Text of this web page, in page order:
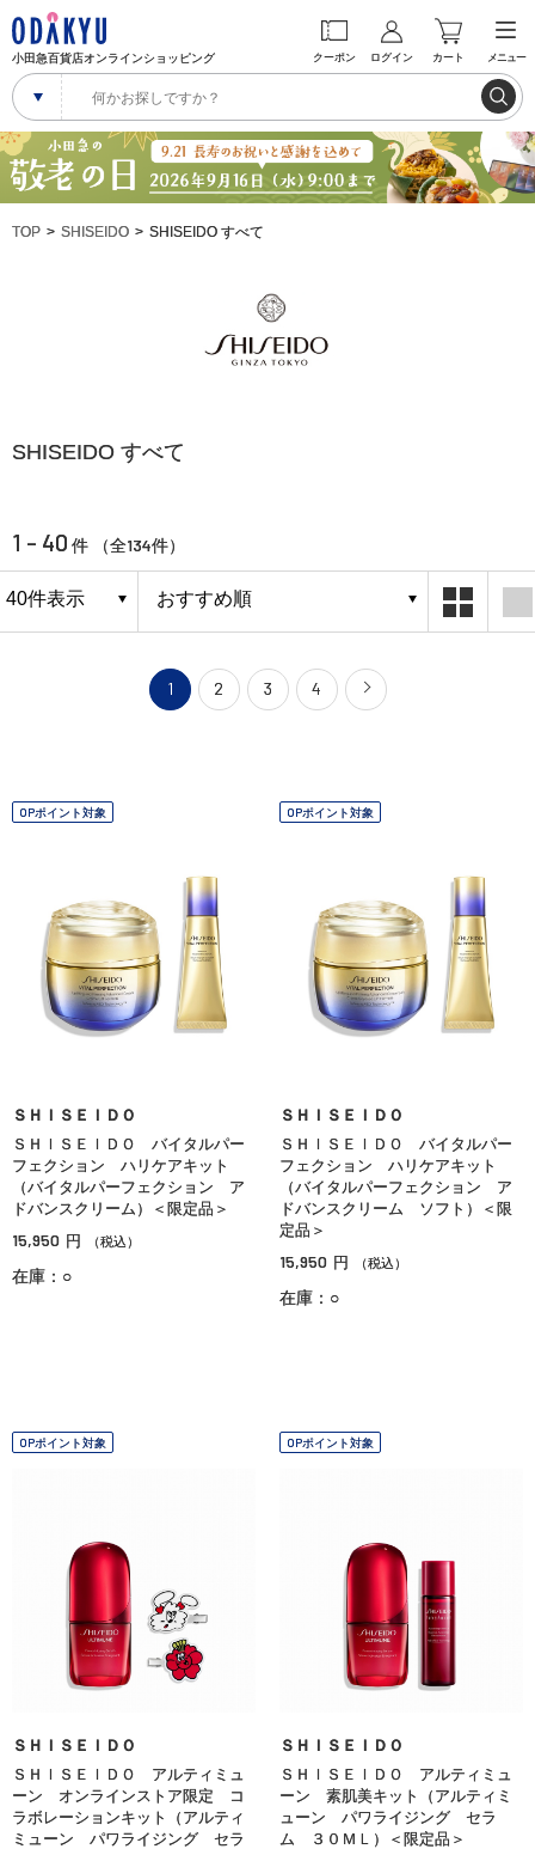
小田急百貨店オンラインショッピング クーポン ログイン カート メニュー
TOP SHISEIDO SHISEIDO すべて
SHISEIDO すべて
1 - 40 件 （全134件）
1 2 3 4
OPポイント対象
ＳＨＩＳＥＩＤＯ
ＳＨＩＳＥＩＤＯ バイタルパー
フェクション ハリケアキット
（バイタルパーフェクション ア
ドバンスクリーム）＜限定品＞
15,950 円 （税込）
在庫：○
OPポイント対象
ＳＨＩＳＥＩＤＯ
ＳＨＩＳＥＩＤＯ バイタルパー
フェクション ハリケアキット
（バイタルパーフェクション ア
ドバンスクリーム ソフト）＜限
定品＞
15,950 円 （税込）
在庫：○
OPポイント対象
ＳＨＩＳＥＩＤＯ
ＳＨＩＳＥＩＤＯ アルティミュ
ーン オンラインストア限定 コ
ラボレーションキット（アルティ
ミューン パワライジング セラ
OPポイント対象
ＳＨＩＳＥＩＤＯ
ＳＨＩＳＥＩＤＯ アルティミュ
ーン 素肌美キット（アルティミ
ューン パワライジング セラ
ム ３０ＭＬ）＜限定品＞